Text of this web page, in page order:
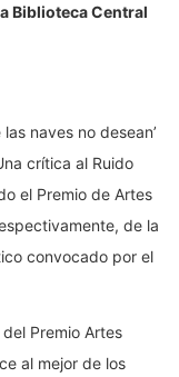
Biblioteca Central
naves no desean’
crítica al Ruido
el Premio de Artes
de la
convocado por el
Premio Artes
al mejor de los